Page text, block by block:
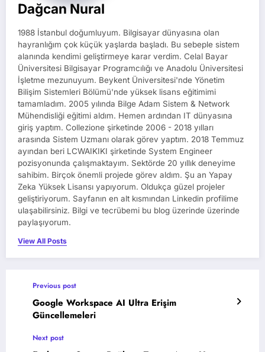
Dağcan Nural
1988 İstanbul doğumluyum. Bilgisayar dünyasına olan
hayranlığım çok küçük yaşlarda başladı. Bu sebeple sistem
alanında kendimi geliştirmeye karar verdim. Celal Bayar
Üniversitesi Bilgisayar Programcılığı ve Anadolu Üniversitesi
İşletme mezunuyum. Beykent Üniversitesi'nde Yönetim
Bilişim Sistemleri Bölümü'nde yüksek lisans eğitimimi
tamamladım. 2005 yılında Bilge Adam Sistem & Network
Mühendisliği eğitimi aldım. Hemen ardından IT dünyasına
giriş yaptım. Collezione şirketinde 2006 - 2018 yılları
arasında Sistem Uzmanı olarak görev yaptım. 2018 Temmuz
ayından beri LCWAIKIKI şirketinde System Engineer
pozisyonunda çalışmaktayım. Sektörde 20 yıllık deneyime
sahibim. Birçok önemli projede görev aldım. Şu an Yapay
Zeka Yüksek Lisansı yapıyorum. Oldukça güzel projeler
geliştiriyorum. Sayfanın en alt kısmından Linkedin profilime
ulaşabilirsiniz. Bilgi ve tecrübemi bu blog üzerinde üzerinde
paylaşıyorum.
View All Posts
Previous post
Google Workspace AI Ultra Erişim
Güncellemeleri
Next post